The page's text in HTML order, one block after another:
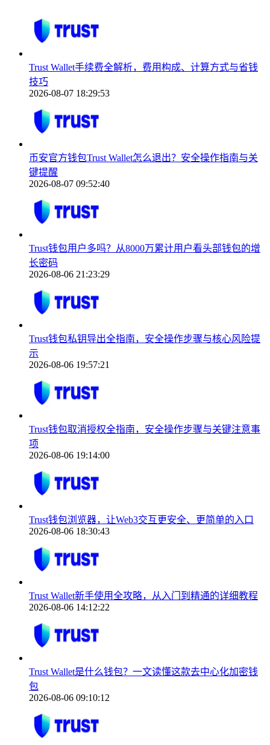
Trust Wallet手续费全解析，费用构成、计算方式与省钱
技巧
2026-08-07 18:29:53
币安官方钱包Trust Wallet怎么退出？安全操作指南与关
键提醒
2026-08-07 09:52:40
Trust钱包用户多吗？从8000万累计用户看头部钱包的增
长密码
2026-08-06 21:23:29
Trust钱包私钥导出全指南，安全操作步骤与核心风险提
示
2026-08-06 19:57:21
Trust钱包取消授权全指南，安全操作步骤与关键注意事
项
2026-08-06 19:14:00
Trust钱包浏览器，让Web3交互更安全、更简单的入口
2026-08-06 18:30:43
Trust Wallet新手使用全攻略，从入门到精通的详细教程
2026-08-06 14:12:22
Trust Wallet是什么钱包？一文读懂这款去中心化加密钱
包
2026-08-06 09:10:12